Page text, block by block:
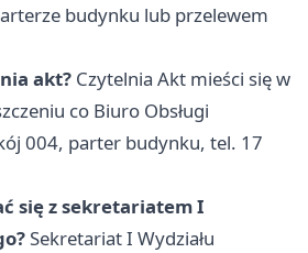
budynku lub przelewem
akt? Czytelnia Akt mieści się w
co Biuro Obsługi
004, parter budynku, tel. 17
się z sekretariatem I
Sekretariat I Wydziału